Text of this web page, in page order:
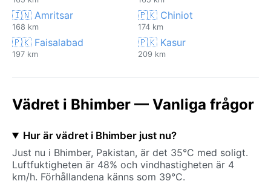
🇮🇳 Amritsar
168 km
🇵🇰 Chiniot
174 km
🇵🇰 Faisalabad
197 km
🇵🇰 Kasur
209 km
Vädret i Bhimber — Vanliga frågor
Hur är vädret i Bhimber just nu?
Just nu i Bhimber, Pakistan, är det 35°C med soligt.
Luftfuktigheten är 48% och vindhastigheten är 4
km/h. Förhållandena känns som 39°C.